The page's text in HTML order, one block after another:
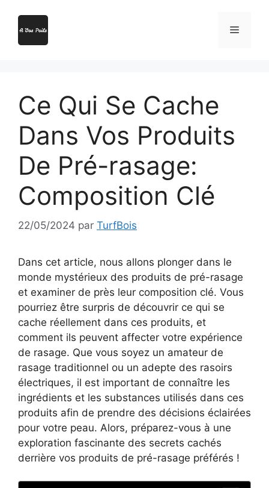
Menu
Ce Qui Se Cache
Dans Vos Produits
De Pré-rasage:
Composition Clé
22/05/2024 par TurfBois
Dans cet article, nous allons plonger dans le
monde mystérieux des produits de pré-rasage
et examiner de près leur composition clé. Vous
pourriez être surpris de découvrir ce qui se
cache réellement dans ces produits, et
comment ils peuvent affecter votre expérience
de rasage. Que vous soyez un amateur de
rasage traditionnel ou un adepte des rasoirs
électriques, il est important de connaître les
ingrédients et les substances utilisés dans ces
produits afin de prendre des décisions éclairées
pour votre peau. Alors, préparez-vous à une
exploration fascinante des secrets cachés
derrière vos produits de pré-rasage préférés !